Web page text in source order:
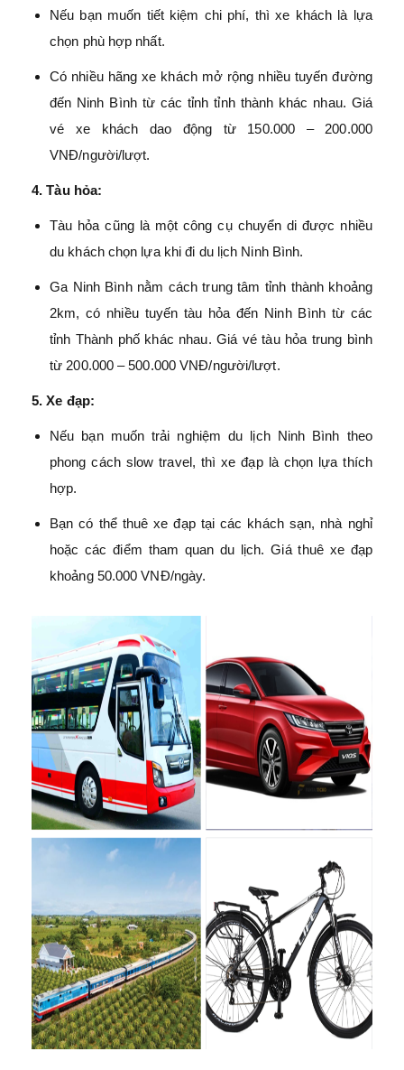
Nếu bạn muốn tiết kiệm chi phí, thì xe khách là lựa
chọn phù hợp nhất.
Có nhiều hãng xe khách mở rộng nhiều tuyến đường
đến Ninh Bình từ các tỉnh tỉnh thành khác nhau. Giá
vé xe khách dao động từ 150.000 – 200.000
VNĐ/người/lượt.
4. Tàu hỏa:
Tàu hỏa cũng là một công cụ chuyển di được nhiều
du khách chọn lựa khi đi du lịch Ninh Bình.
Ga Ninh Bình nằm cách trung tâm tỉnh thành khoảng
2km, có nhiều tuyến tàu hỏa đến Ninh Bình từ các
tỉnh Thành phố khác nhau. Giá vé tàu hỏa trung bình
từ 200.000 – 500.000 VNĐ/người/lượt.
5. Xe đạp:
Nếu bạn muốn trải nghiệm du lịch Ninh Bình theo
phong cách slow travel, thì xe đạp là chọn lựa thích
hợp.
Bạn có thể thuê xe đạp tại các khách sạn, nhà nghỉ
hoặc các điểm tham quan du lịch. Giá thuê xe đạp
khoảng 50.000 VNĐ/ngày.